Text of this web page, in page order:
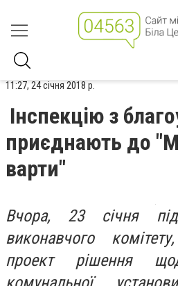
11:27, 24 січня 2018 р.
Інспекцію з
приєднають до
варти"
Вчора, 23 січня
виконавчого
проект рішення